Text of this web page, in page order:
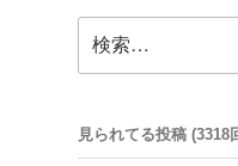
索:
見られてる投稿 (3318